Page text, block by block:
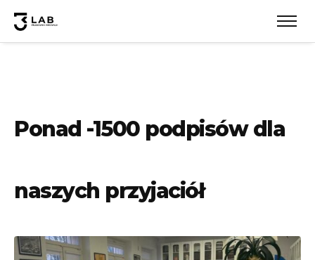
Ponad -1500 podpisów dla
naszych przyjaciół